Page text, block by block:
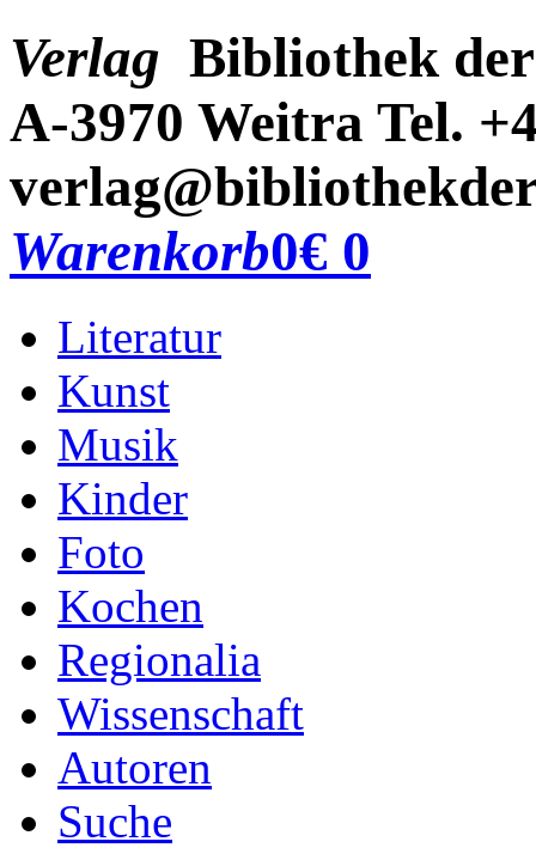
Verlag Bibliothek
A-3970 Weitra Tel.
Warenkorb0€ 0
Literatur
Kunst
Musik
Kinder
Foto
Kochen
Regionalia
Wissenschaft
Autoren
Suche